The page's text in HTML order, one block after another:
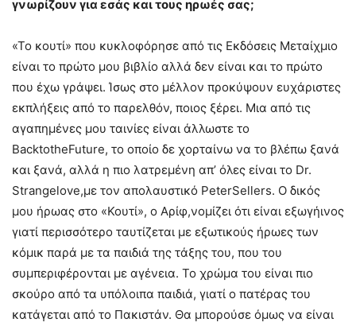
γνωρίζουν για εσάς και τους ηρωές σας;
«Το κουτί» που κυκλοφόρησε από τις Εκδόσεις Μεταίχμιο
είναι το πρώτο μου βιβλίο αλλά δεν είναι και το πρώτο
που έχω γράψει. Ίσως στο μέλλον προκύψουν ευχάριστες
εκπλήξεις από το παρελθόν, ποιος ξέρει. Μια από τις
αγαπημένες μου ταινίες είναι άλλωστε το
BacktotheFuture, το οποίο δε χορταίνω να το βλέπω ξανά
και ξανά, αλλά η πιο λατρεμένη απ’ όλες είναι το Dr.
Strangelove,με τον απολαυστικό PeterSellers. Ο δικός
μου ήρωας στο «Κουτί», ο Αρίφ,νομίζει ότι είναι εξωγήινος
γιατί περισσότερο ταυτίζεται με εξωτικούς ήρωες των
κόμικ παρά με τα παιδιά της τάξης του, που του
συμπεριφέρονται με αγένεια. Το χρώμα του είναι πιο
σκούρο από τα υπόλοιπα παιδιά, γιατί ο πατέρας του
κατάγεται από το Πακιστάν. Θα μπορούσε όμως να είναι